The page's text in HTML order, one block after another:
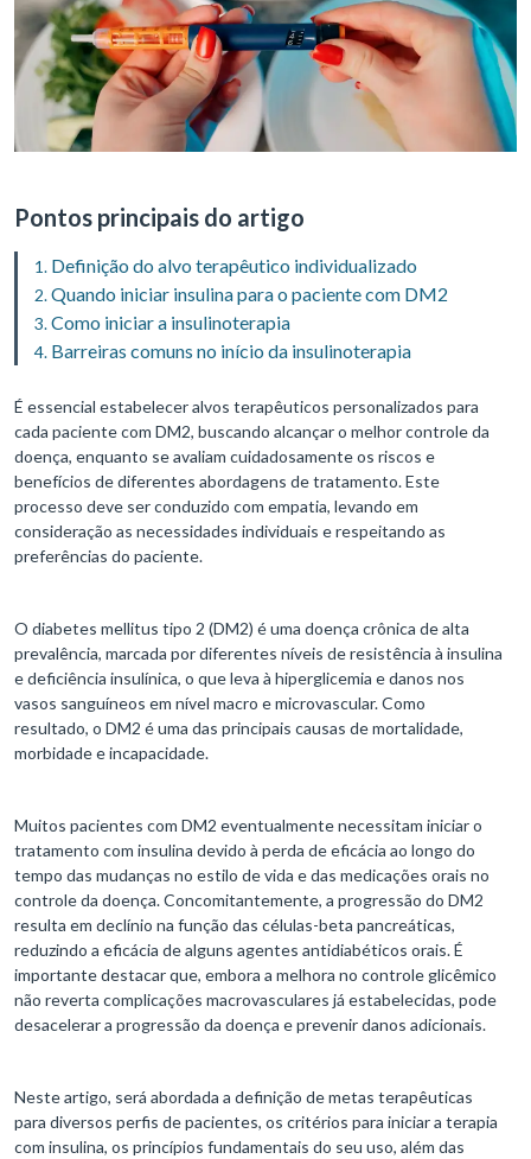
Pontos principais do artigo
Definição do alvo terapêutico individualizado
Quando iniciar insulina para o paciente com DM2
Como iniciar a insulinoterapia
Barreiras comuns no início da insulinoterapia
É essencial estabelecer alvos terapêuticos personalizados para
cada paciente com DM2, buscando alcançar o melhor controle da
doença, enquanto se avaliam cuidadosamente os riscos e
benefícios de diferentes abordagens de tratamento. Este
processo deve ser conduzido com empatia, levando em
consideração as necessidades individuais e respeitando as
preferências do paciente.
O diabetes mellitus tipo 2 (DM2) é uma doença crônica de alta
prevalência, marcada por diferentes níveis de resistência à insulina
e deficiência insulínica, o que leva à hiperglicemia e danos nos
vasos sanguíneos em nível macro e microvascular. Como
resultado, o DM2 é uma das principais causas de mortalidade,
morbidade e incapacidade.
Muitos pacientes com DM2 eventualmente necessitam iniciar o
tratamento com insulina devido à perda de eficácia ao longo do
tempo das mudanças no estilo de vida e das medicações orais no
controle da doença. Concomitantemente, a progressão do DM2
resulta em declínio na função das células-beta pancreáticas,
reduzindo a eficácia de alguns agentes antidiabéticos orais. É
importante destacar que, embora a melhora no controle glicêmico
não reverta complicações macrovasculares já estabelecidas, pode
desacelerar a progressão da doença e prevenir danos adicionais.
Neste artigo, será abordada a definição de metas terapêuticas
para diversos perfis de pacientes, os critérios para iniciar a terapia
com insulina, os princípios fundamentais do seu uso, além das